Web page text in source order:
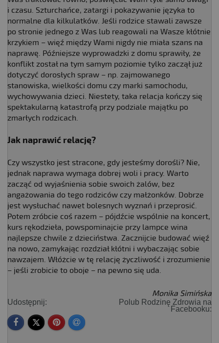
i czasu. Szturchańce, zatargi i pokazywanie języka to
normalne dla kilkulatków. Jeśli rodzice stawali zawsze
po stronie jednego z Was lub reagowali na Wasze kłótnie
krzykiem – więź między Wami nigdy nie miała szans na
naprawę. Późniejsze wyprowadzki z domu sprawiły, że
konflikt został na tym samym poziomie tylko zaczął już
dotyczyć dorosłych spraw – np. zajmowanego
stanowiska, wielkości domu czy marki samochodu,
wychowywania dzieci. Niestety, taka relacja kończy się
spektakularną katastrofą przy podziale majątku po
zmarłych rodzicach.
Jak naprawić relację?
Czy wszystko jest stracone, gdy jesteśmy dorośli? Nie,
jednak naprawa wymaga dobrej woli i pracy. Warto
zacząć od wyjaśnienia sobie swoich żalów, bez
angażowania do tego rodziców czy małżonków. Dobrze
jest wysłuchać nawet bolesnych wyznań i przeprosić.
Potem zróbcie coś razem – pójdźcie wspólnie na koncert,
kurs rękodzieła, powspominajcie przy lampce wina
najlepsze chwile z dzieciństwa. Zacznijcie budować więź
na nowo, zamykając rozdział kłótni i wybaczając sobie
nawzajem. Włóżcie w tę relację życzliwość i zrozumienie
– jeśli zrobicie to oboje – na pewno się uda.
Monika Simińska
Udostępnij:
Polub Rodzinę Zdrowia na
Facebooku: